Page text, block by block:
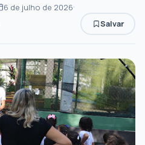
6 de julho de 2026
Salvar